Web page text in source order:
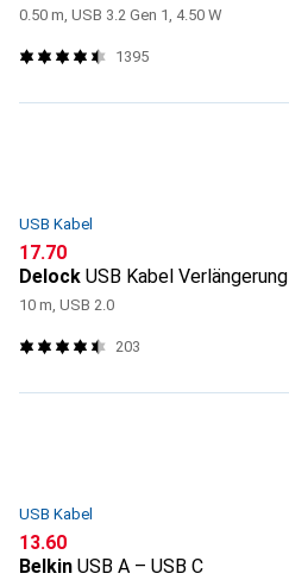
0.50 m, USB 3.2 Gen 1, 4.50 W
1395
USB Kabel
CHF
17.70
Delock USB Kabel Verlängerung
10 m, USB 2.0
203
USB Kabel
CHF
13.60
Belkin USB A – USB C